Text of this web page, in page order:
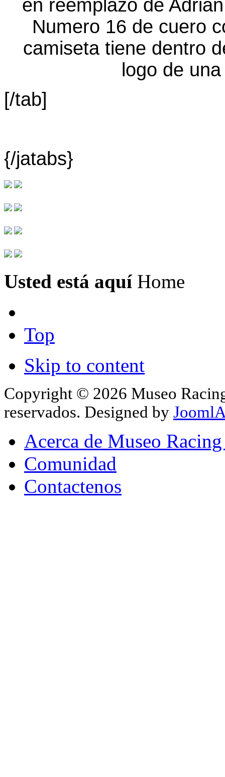
[/tab]
{/jatabs}
Usted está aquí Home
Top
Skip to content
Copyright © 2026 Museo
reservados. Designed by
Acerca de Museo
Comunidad
Contactenos